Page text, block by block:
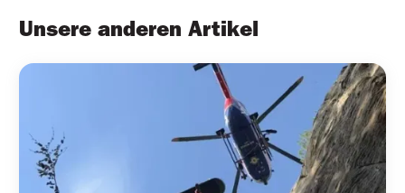
Unsere anderen Artikel